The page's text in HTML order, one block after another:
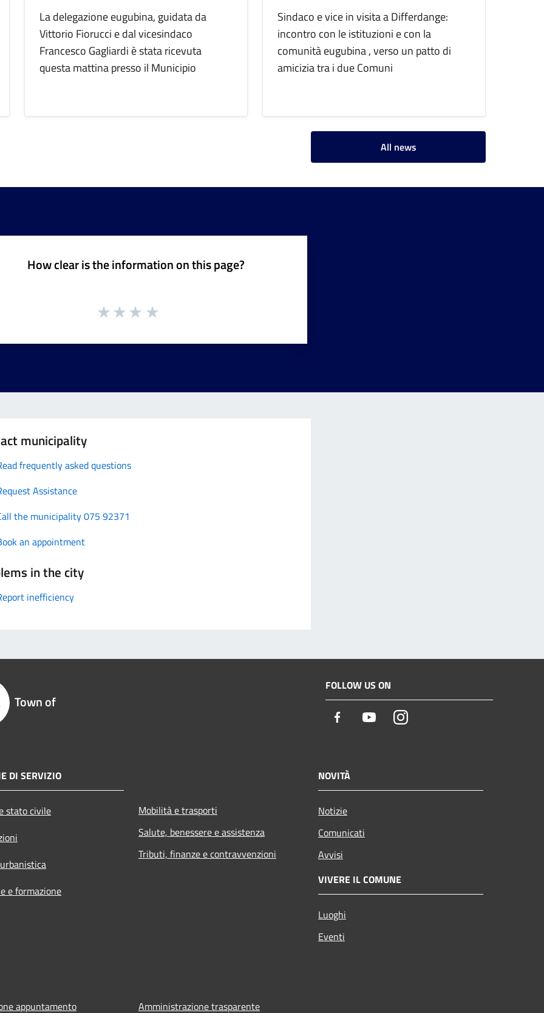
La delegazione eugubina, guidata da
Vittorio Fiorucci e dal vicesindaco
Francesco Gagliardi è stata ricevuta
questa mattina presso il Municipio
Sindaco e vice in visita a Differdange:
incontro con le istituzioni e con la
comunità eugubina , verso un patto di
amicizia tra i due Comuni
All news
How clear is the information on this page?
municipality
frequently asked questions
Assistance
the municipality 075 92371
an appointment
in the city
inefficiency
Town of
FOLLOW US ON
Facebook YoutubeInstagram
DI SERVIZIO
stato civile
e formazione
Mobilità e trasporti
Salute, benessere e assistenza
Tributi, finanze e contravvenzioni
NOVITÀ
Notizie
Comunicati
Avvisi
VIVERE IL COMUNE
Luoghi
Eventi
appuntamento Amministrazione trasparente